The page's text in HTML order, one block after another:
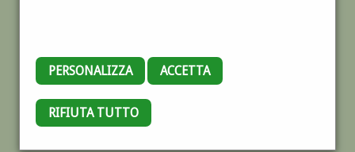
PERSONALIZZA ACCETTA
RIFIUTA TUTTO